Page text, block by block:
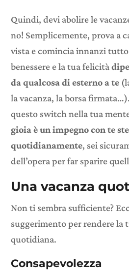
Quindi, devi abolire le
no! Semplicemente, prova a
vista e comincia innanzi
benessere e la tua felicità
da qualcosa di esterno a te
la vacanza, la borsa
questo switch nella tua
gioia è un impegno con te
quotidianamente, sei
dell’opera per far sparire
Una vacanza
Non ti sembra sufficiente?
suggerimento per rendere la
quotidiana.
Consapevolezza